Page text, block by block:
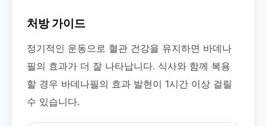
처방 가이드
정기적인 운동으로 혈관 건강을 유지하면 바데나
필의 효과가 더 잘 나타납니다. 식사와 함께 복용
할 경우 바데나필의 효과 발현이 1시간 이상 걸릴
수 있습니다.